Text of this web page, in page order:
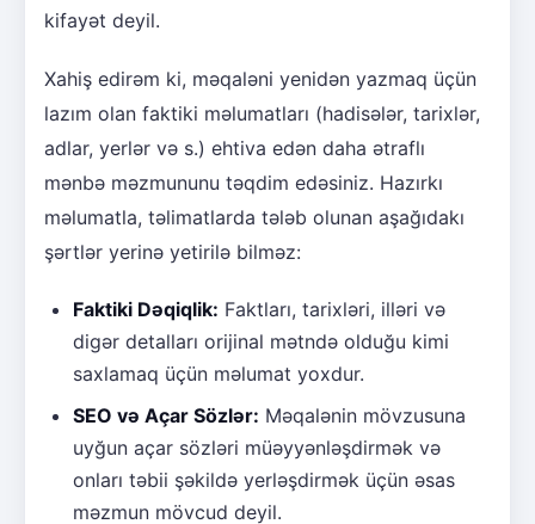
kifayət deyil.
Xahiş edirəm ki, məqaləni yenidən yazmaq üçün
lazım olan faktiki məlumatları (hadisələr, tarixlər,
adlar, yerlər və s.) ehtiva edən daha ətraflı
mənbə məzmununu təqdim edəsiniz. Hazırkı
məlumatla, təlimatlarda tələb olunan aşağıdakı
şərtlər yerinə yetirilə bilməz:
Faktiki Dəqiqlik: Faktları, tarixləri, illəri və
digər detalları orijinal mətndə olduğu kimi
saxlamaq üçün məlumat yoxdur.
SEO və Açar Sözlər: Məqalənin mövzusuna
uyğun açar sözləri müəyyənləşdirmək və
onları təbii şəkildə yerləşdirmək üçün əsas
məzmun mövcud deyil.